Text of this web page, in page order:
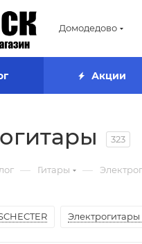
Домодедово
Акции
323
— Гитары —
Электрогитары